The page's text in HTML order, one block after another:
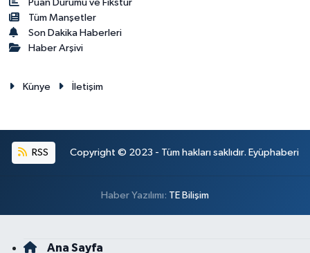
Puan Durumu ve Fikstür
Tüm Manşetler
Son Dakika Haberleri
Haber Arşivi
Künye İletişim
RSS Copyright © 2023 - Tüm hakları saklıdır. Eyüphaberi
Haber Yazılımı: TE Bilişim
Ana Sayfa